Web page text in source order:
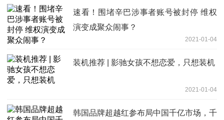
速看！围堵辛巴涉事者账号被封停 维权
演变成聚众闹事？
2021-01-04
装机推荐 | 影驰女孩不想恋爱，只想装机
2021-01-04
韩国品牌超越红参布局中国千亿市场，千